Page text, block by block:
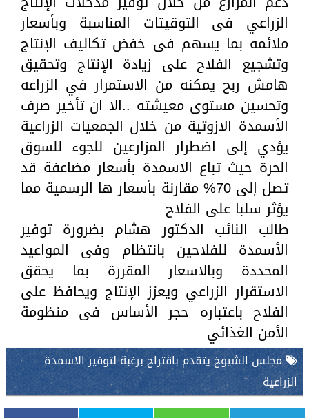
الزراعي فى التوقيتات المناسبة وبأسعار
ملائمه بما يسهم فى خفض تكاليف الإنتاج
وتشجيع الفلاح على زيادة الإنتاج وتحقيق
هامش ربح يمكنه من الاستمرار في الزراعه
وتحسين مستوى معيشته ..الا ان تأخير صرف
الأسمدة الازوتية من خلال الجمعيات الزراعية
يؤدي إلى اضطرار المزارعين للجوء للسوق
الحرة حيث تباع الاسمدة بأسعار مضاعفة قد
تصل إلى 70% مقارنة بأسعار ها الرسمية مما
يؤثر سلبا على الفلاح
طالب النائب الدكتور هشام بضرورة توفير
الأسمدة للفلاحين بانتظام وفى المواعيد
المحددة وبالاسعار المقررة بما يحقق
الاستقرار الزراعي ويعزز الإنتاج ويحافظ على
الفلاح باعتباره حجر الأساس فى منظومة
الأمن الغذائي
مجلس الشيوخ يتقدم باقتراح برغبة لتوفير الاسمدة
الزراعية